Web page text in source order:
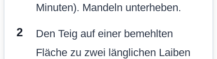
Minuten). Mandeln unterheben.
Den Teig auf einer bemehlten
Fläche zu zwei länglichen Laiben